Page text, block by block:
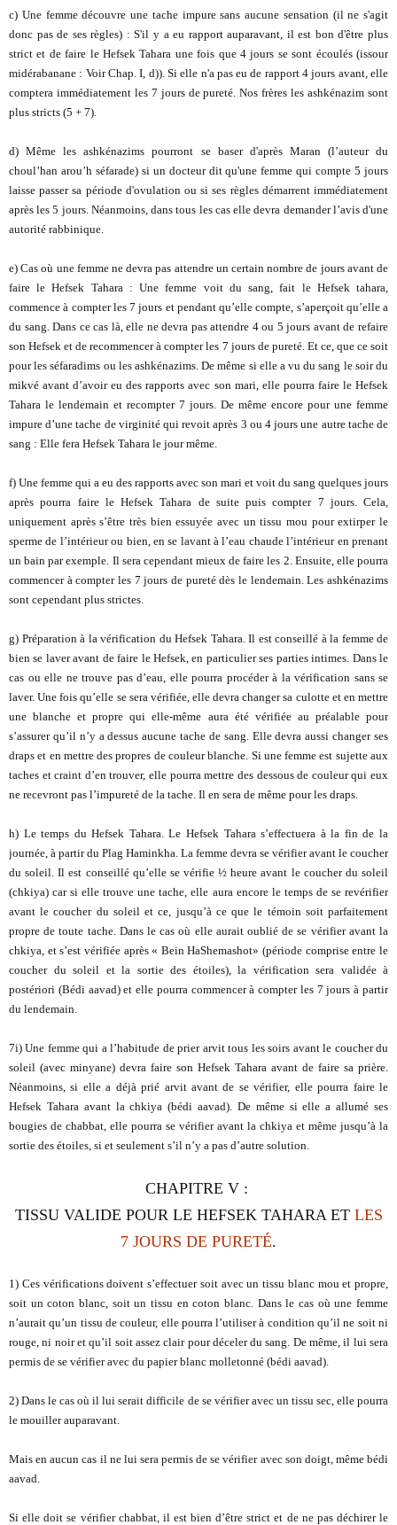
c) Une femme découvre une tache impure sans aucune sensation (il ne s'agit
donc pas de ses règles) : S'il y a eu rapport auparavant, il est bon d'être plus
strict et de faire le Hefsek Tahara une fois que 4 jours se sont écoulés (issour
midérabanane : Voir Chap. I, d)). Si elle n'a pas eu de rapport 4 jours avant, elle
comptera immédiatement les 7 jours de pureté. Nos frères les ashkénazim sont
plus stricts (5 + 7).
d) Même les ashkénazims pourront se baser d'après Maran (l’auteur du
choul’han arou’h séfarade) si un docteur dit qu'une femme qui compte 5 jours
laisse passer sa période d'ovulation ou si ses règles démarrent immédiatement
après les 5 jours. Néanmoins, dans tous les cas elle devra demander l’avis d'une
autorité rabbinique.
e) Cas où une femme ne devra pas attendre un certain nombre de jours avant de
faire le Hefsek Tahara : Une femme voit du sang, fait le Hefsek tahara,
commence à compter les 7 jours et pendant qu’elle compte, s’aperçoit qu’elle a
du sang. Dans ce cas là, elle ne devra pas attendre 4 ou 5 jours avant de refaire
son Hefsek et de recommencer à compter les 7 jours de pureté. Et ce, que ce soit
pour les séfaradims ou les ashkénazims. De même si elle a vu du sang le soir du
mikvé avant d’avoir eu des rapports avec son mari, elle pourra faire le Hefsek
Tahara le lendemain et recompter 7 jours. De même encore pour une femme
impure d’une tache de virginité qui revoit après 3 ou 4 jours une autre tache de
sang : Elle fera Hefsek Tahara le jour même.
f) Une femme qui a eu des rapports avec son mari et voit du sang quelques jours
après pourra faire le Hefsek Tahara de suite puis compter 7 jours. Cela,
uniquement après s’être très bien essuyée avec un tissu mou pour extirper le
sperme de l’intérieur ou bien, en se lavant à l’eau chaude l’intérieur en prenant
un bain par exemple. Il sera cependant mieux de faire les 2. Ensuite, elle pourra
commencer à compter les 7 jours de pureté dès le lendemain. Les ashkénazims
sont cependant plus strictes.
g) Préparation à la vérification du Hefsek Tahara. Il est conseillé à la femme de
bien se laver avant de faire le Hefsek, en particulier ses parties intimes. Dans le
cas ou elle ne trouve pas d’eau, elle pourra procéder à la vérification sans se
laver. Une fois qu’elle se sera vérifiée, elle devra changer sa culotte et en mettre
une blanche et propre qui elle-même aura été vérifiée au préalable pour
s’assurer qu’il n’y a dessus aucune tache de sang. Elle devra aussi changer ses
draps et en mettre des propres de couleur blanche. Si une femme est sujette aux
taches et craint d’en trouver, elle pourra mettre des dessous de couleur qui eux
ne recevront pas l’impureté de la tache. Il en sera de même pour les draps.
h) Le temps du Hefsek Tahara. Le Hefsek Tahara s’effectuera à la fin de la
journée, à partir du Plag Haminkha. La femme devra se vérifier avant le coucher
du soleil. Il est conseillé qu’elle se vérifie ½ heure avant le coucher du soleil
(chkiya) car si elle trouve une tache, elle aura encore le temps de se revérifier
avant le coucher du soleil et ce, jusqu’à ce que le témoin soit parfaitement
propre de toute tache. Dans le cas où elle aurait oublié de se vérifier avant la
chkiya, et s’est vérifiée après « Bein HaShemashot» (période comprise entre le
coucher du soleil et la sortie des étoiles), la vérification sera validée à
postériori (Bédi aavad) et elle pourra commencer à compter les 7 jours à partir
du lendemain.
7i) Une femme qui a l’habitude de prier arvit tous les soirs avant le coucher du
soleil (avec minyane) devra faire son Hefsek Tahara avant de faire sa prière.
Néanmoins, si elle a déjà prié arvit avant de se vérifier, elle pourra faire le
Hefsek Tahara avant la chkiya (bédi aavad). De même si elle a allumé ses
bougies de chabbat, elle pourra se vérifier avant la chkiya et même jusqu’à la
sortie des étoiles, si et seulement s’il n’y a pas d’autre solution.
CHAPITRE V :
TISSU VALIDE POUR LE HEFSEK TAHARA ET LES
7 JOURS DE PURETÉ.
1) Ces vérifications doivent s’effectuer soit avec un tissu blanc mou et propre,
soit un coton blanc, soit un tissu en coton blanc. Dans le cas où une femme
n’aurait qu’un tissu de couleur, elle pourra l’utiliser à condition qu’il ne soit ni
rouge, ni noir et qu’il soit assez clair pour déceler du sang. De même, il lui sera
permis de se vérifier avec du papier blanc molletonné (bédi aavad).
2) Dans le cas où il lui serait difficile de se vérifier avec un tissu sec, elle pourra
le mouiller auparavant.
Mais en aucun cas il ne lui sera permis de se vérifier avec son doigt, même bédi
aavad.
Si elle doit se vérifier chabbat, il est bien d’être strict et de ne pas déchirer le